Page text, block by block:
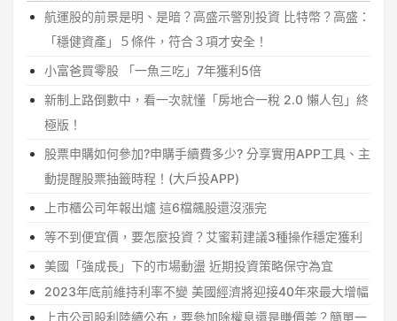
航運股的前景是明、是暗？高盛示警別投資 比特幣？高盛：
「穩健資產」５條件，符合３項才安全！
小富爸買零股 「一魚三吃」7年獲利5倍
新制上路倒數中，看一次就懂「房地合一稅 2.0 懶人包」終
極版！
股票申購如何參加?申購手續費多少? 分享實用APP工具、主
動提醒股票抽籤時程！(大戶投APP)
上市櫃公司年報出爐 這6檔飆股還沒漲完
等不到便宜價，要怎麼投資？艾蜜莉建議3種操作穩定獲利
美國「強成長」下的市場動盪 近期投資策略保守為宜
2023年底前維持利率不變 美國經濟將迎接40年來最大增幅
上市公司股利陸續公布，要參加除權息還是賺價差？簡單一